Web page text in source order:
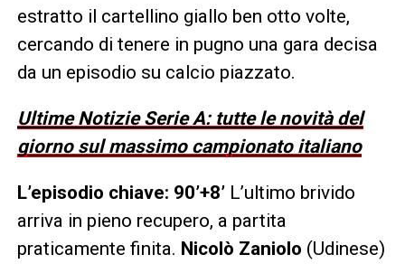
estratto il cartellino giallo ben otto volte,
cercando di tenere in pugno una gara decisa
da un episodio su calcio piazzato.
Ultime Notizie Serie A: tutte le novità del
giorno sul massimo campionato italiano
L’episodio chiave: 90’+8’L’ultimo brivido
arriva in pieno recupero, a partita
praticamente finita. Nicolò Zaniolo (Udinese)